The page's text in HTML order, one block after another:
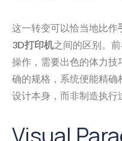
这一转变可以恰当地比作
3D打印机之间的区别。
操作，需要出色的体力
确的规格，系统便能精
设计本身，而非制造执行